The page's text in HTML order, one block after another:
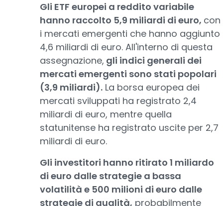
Gli ETF europei a reddito variabile
hanno raccolto 5,9 miliardi di euro, con
i mercati emergenti che hanno aggiunto
4,6 miliardi di euro. All'interno di questa
assegnazione, gli indici generali dei
mercati emergenti sono stati popolari
(3,9 miliardi). La borsa europea dei
mercati sviluppati ha registrato 2,4
miliardi di euro, mentre quella
statunitense ha registrato uscite per 2,7
miliardi di euro.
Gli investitori hanno ritirato 1 miliardo
di euro dalle strategie a bassa
volatilità e 500 milioni di euro dalle
strategie di qualità, probabilmente